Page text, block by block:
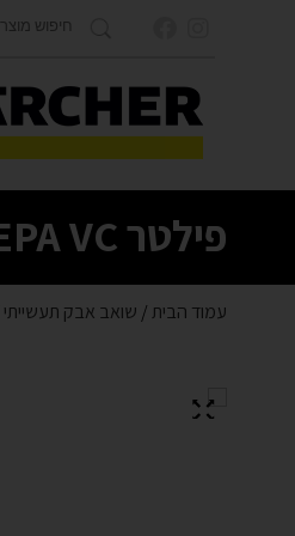
פילטר HEPA VC
עמוד הבית/ שואב אבק תעשייתי